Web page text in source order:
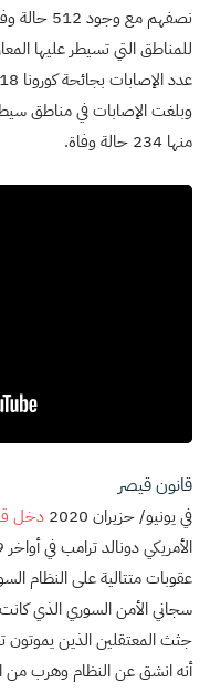
نصفهم مع
للمناطق التي تسيطر عليها
منها 234 حالة وفاة.
قانون قيصر
في يونيو/ حزيران 2020 دخل
عقوبات متتالية على النظام
سجاني الأمن السوري الذي كانت
جثث المعتقلين الذين يموتون
أنه انشق عن النظام وهرب من